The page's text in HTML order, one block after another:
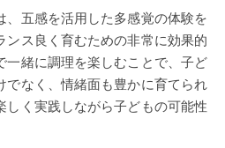
、五感を活用した多感覚の体験を
ンス良く育むための非常に効果的
一緒に調理を楽しむことで、子ど
でなく、情緒面も豊かに育てられ
しく実践しながら子どもの可能性